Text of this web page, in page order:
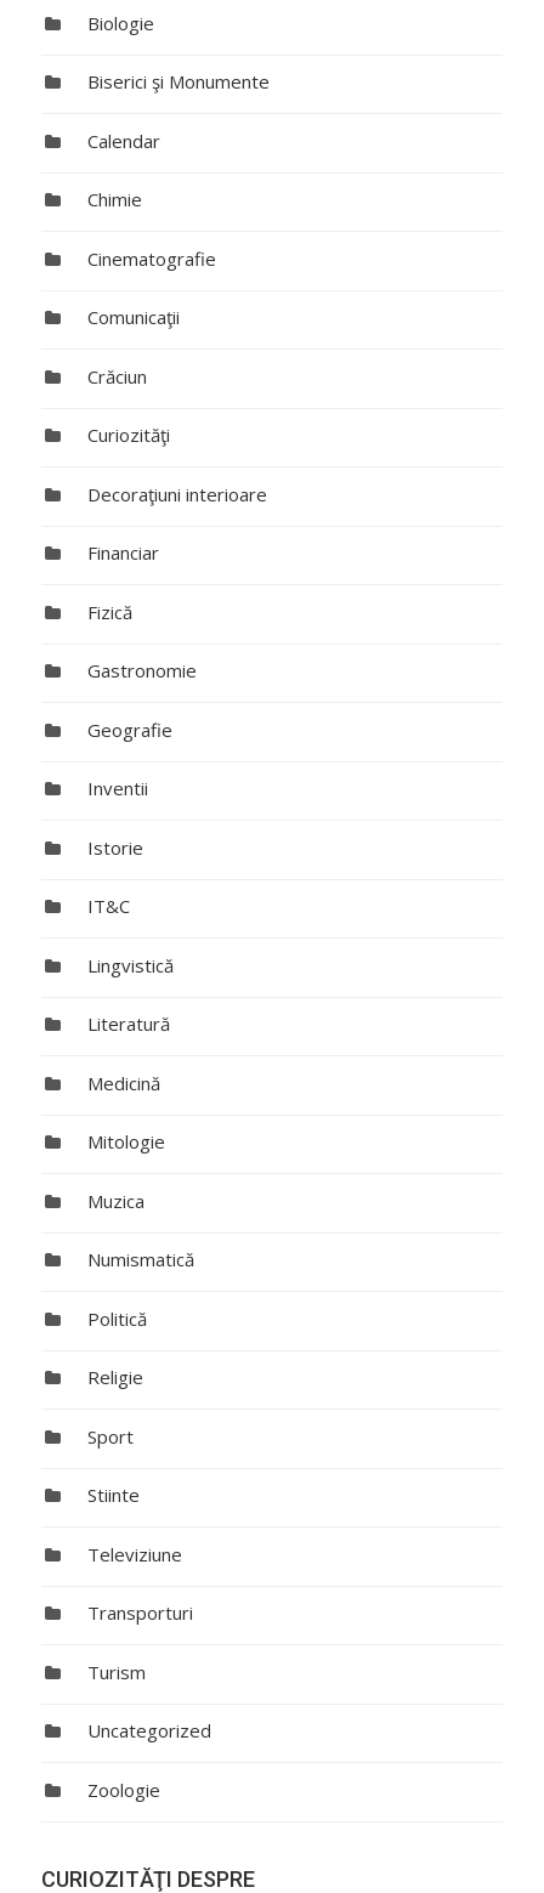
Biologie
Biserici şi Monumente
Calendar
Chimie
Cinematografie
Comunicaţii
Crăciun
Curiozităţi
Decoraţiuni interioare
Financiar
Fizică
Gastronomie
Geografie
Inventii
Istorie
IT&C
Lingvistică
Literatură
Medicină
Mitologie
Muzica
Numismatică
Politică
Religie
Sport
Stiinte
Televiziune
Transporturi
Turism
Uncategorized
Zoologie
CURIOZITĂŢI DESPRE